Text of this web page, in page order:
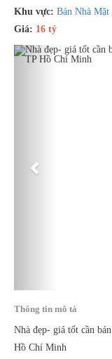
Khu vực: Bán Nhà Mặt
Giá: 16 tỷ
Previous
Thông tin mô tả
Nhà đẹp- giá tốt cần
Hồ Chí Minh